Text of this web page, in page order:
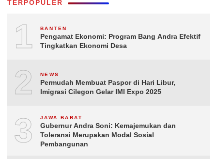
TERPOPULER
1 BANTEN
Pengamat Ekonomi: Program Bang Andra Efektif
Tingkatkan Ekonomi Desa
2 NEWS
Permudah Membuat Paspor di Hari Libur,
Imigrasi Cilegon Gelar IMI Expo 2025
3 JAWA BARAT
Gubernur Andra Soni: Kemajemukan dan
Toleransi Merupakan Modal Sosial
Pembangunan